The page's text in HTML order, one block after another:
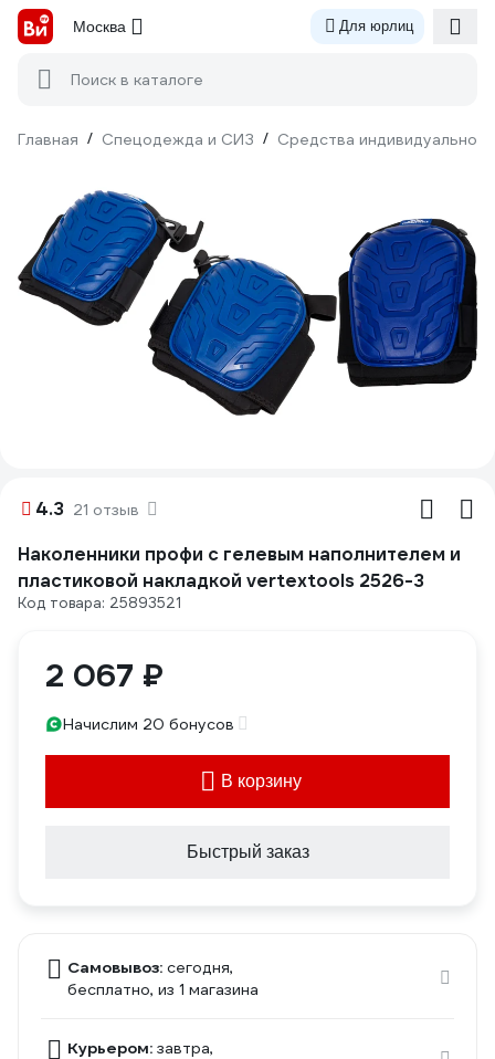
Москва Для юрлиц
Поиск в каталоге
Главная / Спецодежда и СИЗ / Средства индивидуальной
4.3 21 отзыв
Наколенники профи с гелевым наполнителем и
пластиковой накладкой vertextools 2526-3
Код товара: 25893521
2 067 ₽
Начислим 20 бонусов
В корзину
Быстрый заказ
Самовывоз: сегодня,
бесплатно, из 1 магазина
Курьером: завтра,